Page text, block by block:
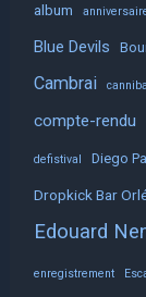
album
Blue Devils
Cambrai
compte-rendu
defistival Diego
Dropkick Bar
Edouard
enregistrement